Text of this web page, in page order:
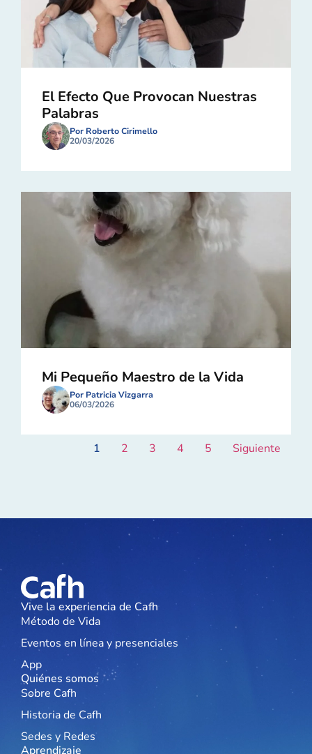
El Efecto Que Provocan Nuestras
Palabras
Por Roberto Cirimello
20/03/2026
Mi Pequeño Maestro de la Vida
Por Patricia Vizgarra
06/03/2026
1 2 3 4 5 Siguiente
Vive la experiencia de Cafh
Método de Vida
Eventos en línea y presenciales
App
Quiénes somos
Sobre Cafh
Historia de Cafh
Sedes y Redes
Aprendizaje